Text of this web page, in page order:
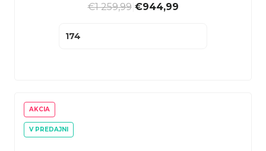
€1 259,99| €944,99
174
AKCIA
V PREDAJNI